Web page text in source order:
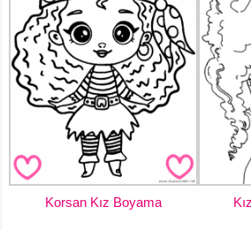
Korsan Kız Boyama